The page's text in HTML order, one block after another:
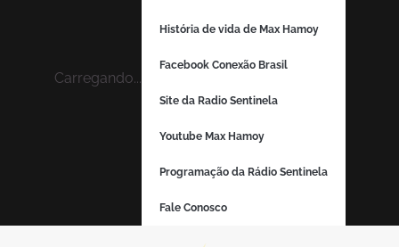
Carregando...
História de vida de Max Hamoy
Facebook Conexão Brasil
Site da Radio Sentinela
Youtube Max Hamoy
Programação da Rádio Sentinela
Fale Conosco